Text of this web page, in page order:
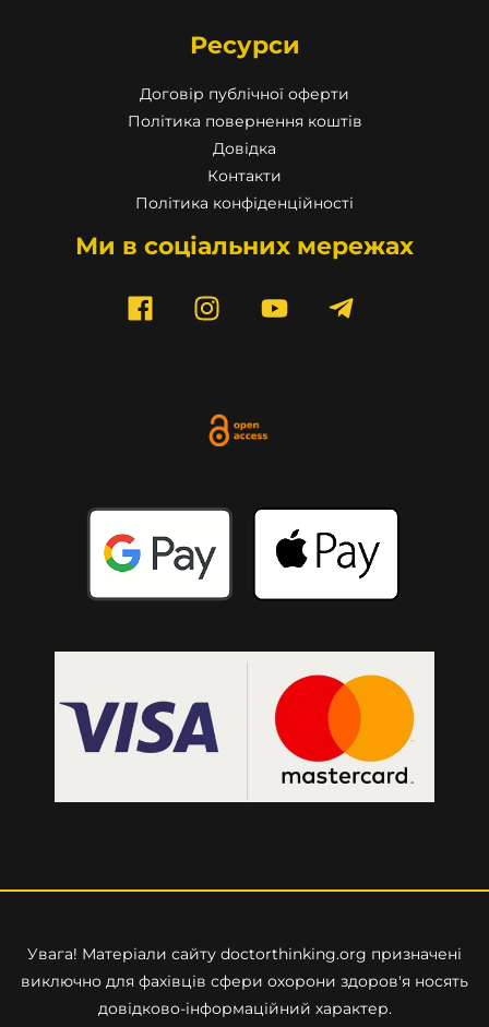
Ресурси
Договір публічної оферти
Політика повернення коштів
Довідка
Контакти
Політика конфіденційності
Ми в соціальних мережах
Увага! Матеріали сайту doctorthinking.org призначені
виключно для фахівців сфери охорони здоров'я носять
довідково-інформаційний характер.